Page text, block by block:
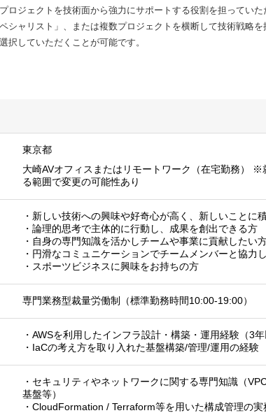
ロジェクトを技術面から強力にサポートする役割を担ってい
シャリスト」、または複数プロジェクトを横断して技術戦略
択していただくことが可能です。
東京都
大崎AVオフィスまたはリモートワーク（在宅勤務）
る範囲で変更の可能性あり
・新しい技術への興味や好奇心が高く、新しいことに
・論理的思考で主体的に行動し、成果を創出できる方
・自身の専門知識を活かしチームや事業に貢献したい
・円滑なコミュニケーションでチームメンバーと協力
・スポーツビジネスに興味をお持ちの方
専門業務型裁量労働制（標準勤務時間10:00-19:00）
・AWSを利用したインフラ設計・構築・運用経験（3年
・IaCの考え方を取り入れた基盤構築/管理/運用の経験
・セキュリティやネットワークに関する専門知識（
基盤等）
・CloudFormation / Terraform等を用いた構成管理の実